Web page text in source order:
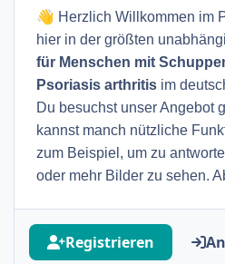
👋 Herzlich Willkommen im
hier in der größten
für Menschen mit
Psoriasis arthritis im
Du besuchst unser Angebot
kannst manch nützliche
zum Beispiel, um zu
oder mehr Bilder zu sehen.
Registrieren